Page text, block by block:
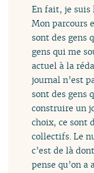
En fait, je suis
Mon parcours
sont des gens
gens qui me
actuel à la
journal n’est
sont des gens
construire un
choix, ce sont
collectifs. Le
c’est de là
pense qu’on a